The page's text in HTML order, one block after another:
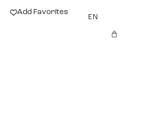
Add Favorites
EN